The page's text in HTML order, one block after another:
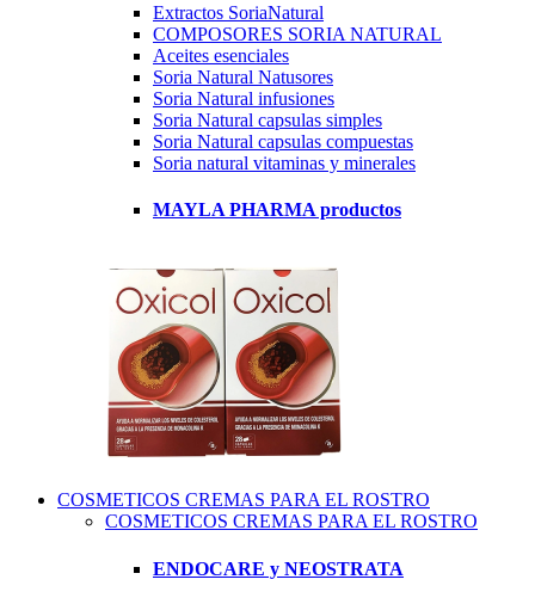
Extractos SoriaNatural
COMPOSORES SORIA NATURAL
Aceites esenciales
Soria Natural Natusores
Soria Natural infusiones
Soria Natural capsulas simples
Soria Natural capsulas compuestas
Soria natural vitaminas y minerales
MAYLA PHARMA productos
COSMETICOS CREMAS PARA EL ROSTRO
COSMETICOS CREMAS PARA EL ROSTRO
ENDOCARE y NEOSTRATA